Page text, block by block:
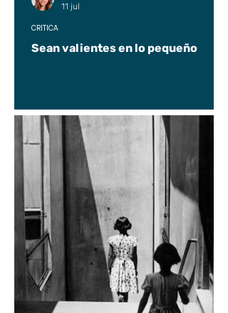
Sean valientes en lo pequeño
CRÍTICA
11 jul